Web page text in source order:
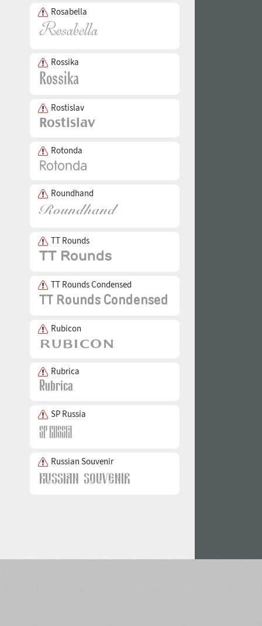
Rosabella
Rossika
Rostislav
Rotonda
Roundhand
TT Rounds
TT Rounds Condensed
Rubicon
Rubrica
SP Russia
Russian Souvenir